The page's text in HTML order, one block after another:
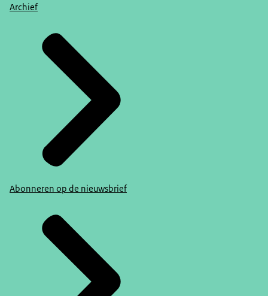
Archief
Abonneren op de nieuwsbrief